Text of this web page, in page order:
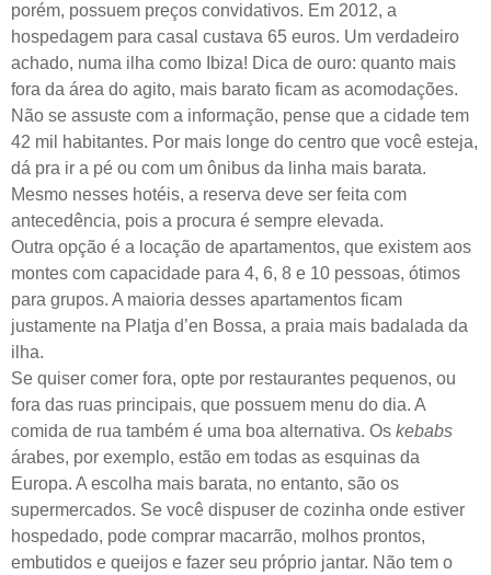
porém, possuem preços convidativos. Em 2012, a
hospedagem para casal custava 65 euros. Um verdadeiro
achado, numa ilha como Ibiza! Dica de ouro: quanto mais
fora da área do agito, mais barato ficam as acomodações.
Não se assuste com a informação, pense que a cidade tem
42 mil habitantes. Por mais longe do centro que você esteja,
dá pra ir a pé ou com um ônibus da linha mais barata.
Mesmo nesses hotéis, a reserva deve ser feita com
antecedência, pois a procura é sempre elevada.
Outra opção é a locação de apartamentos, que existem aos
montes com capacidade para 4, 6, 8 e 10 pessoas, ótimos
para grupos. A maioria desses apartamentos ficam
justamente na Platja d’en Bossa, a praia mais badalada da
ilha.
Se quiser comer fora, opte por restaurantes pequenos, ou
fora das ruas principais, que possuem menu do dia. A
comida de rua também é uma boa alternativa. Os kebabs
árabes, por exemplo, estão em todas as esquinas da
Europa. A escolha mais barata, no entanto, são os
supermercados. Se você dispuser de cozinha onde estiver
hospedado, pode comprar macarrão, molhos prontos,
embutidos e queijos e fazer seu próprio jantar. Não tem o